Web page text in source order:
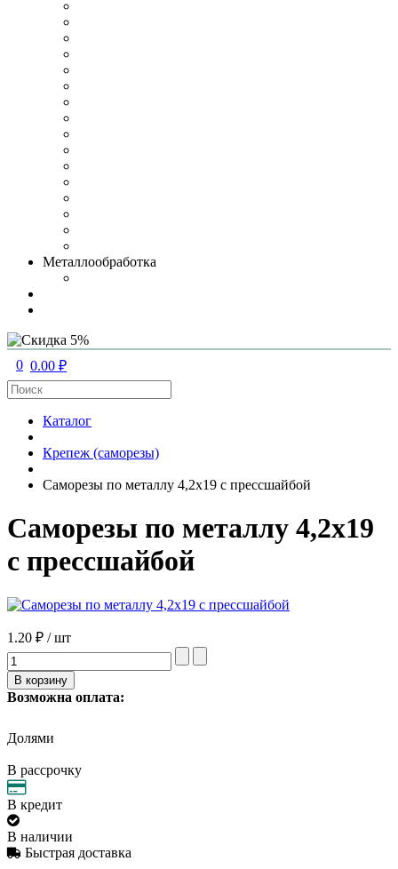
Металлообработка
0 0.00 ₽
Каталог
Крепеж (саморезы)
Саморезы по металлу 4,2х19 с прессшайбой
Саморезы по металлу 4,2х19
с прессшайбой
1.20 ₽ / шт
Возможна оплата:
Долями
В рассрочку
В кредит
В наличии
Быстрая доставка